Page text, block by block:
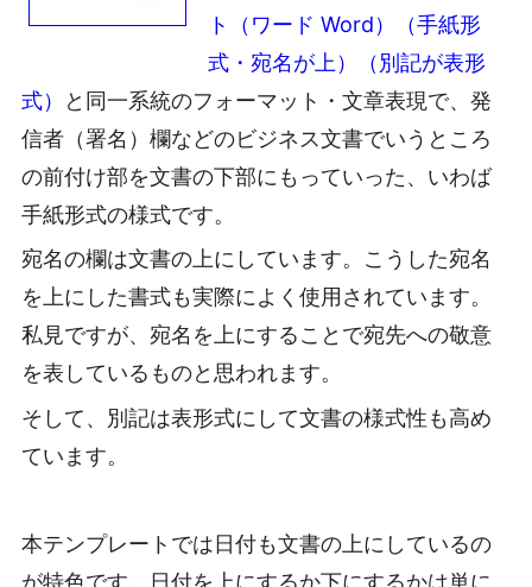
ト（ワード Word）（手紙形
式・宛名が上）（別記が表形
式）
と同一系統のフォーマット・文章表現で、発
信者（署名）欄などのビジネス文書でいうところ
の前付け部を文書の下部にもっていった、いわば
手紙形式の様式です。
宛名の欄は文書の上にしています。こうした宛名
を上にした書式も実際によく使用されています。
私見ですが、宛名を上にすることで宛先への敬意
を表しているものと思われます。
そして、別記は表形式にして文書の様式性も高め
ています。
本テンプレートでは日付も文書の上にしているの